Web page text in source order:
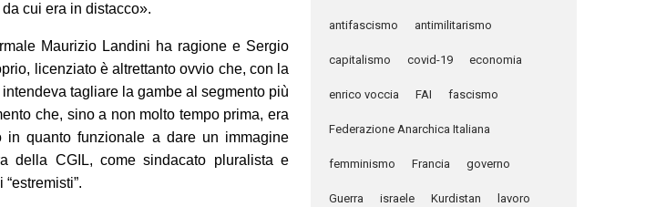
cui era in distacco».
Maurizio Landini ha ragione e Sergio
licenziato è altrettanto ovvio che, con la
tagliare la gambe al segmento più
che, sino a non molto tempo prima, era
in quanto funzionale a dare un immagine
della CGIL, come sindacato pluralista e
antifascismo antimilitarismo
capitalismo covid-19 economia
enrico voccia FAI fascismo
Federazione Anarchica Italiana
femminismo Francia governo
Guerra israele Kurdistan lavoro